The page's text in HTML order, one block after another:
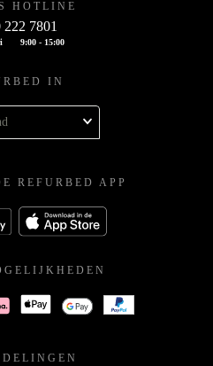
HOTLINE
222 7801
9:00 - 15:00
IN
REFURBED APP